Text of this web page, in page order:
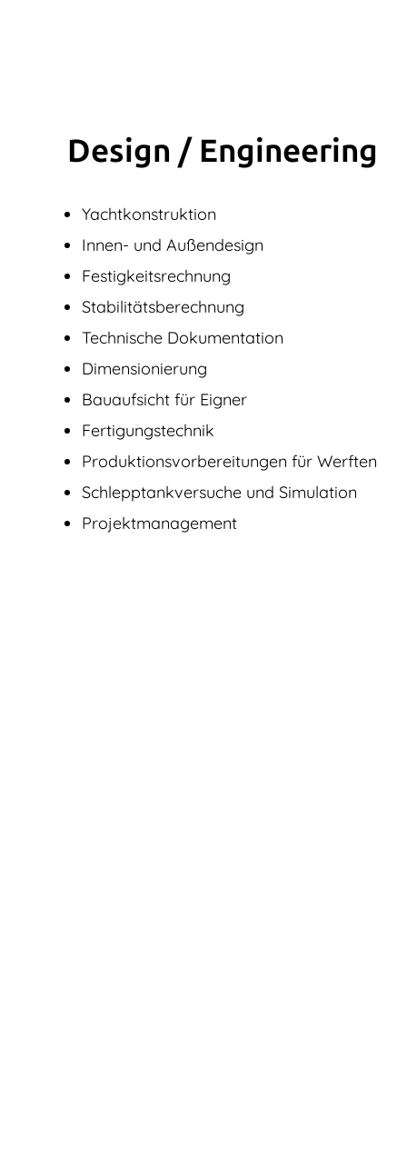
Design / Engine­ering
Yachtkonstruktion
Innen- und Außendesign
Festigkeitsrechnung
Stabilitätsberechnung
Technische Dokumentation
Dimensionierung
Bauaufsicht für Eigner
Fertigungstechnik
Produktions­vorbereitungen für Werften
Schlepptankversuche und Simulation
Projektmanagement